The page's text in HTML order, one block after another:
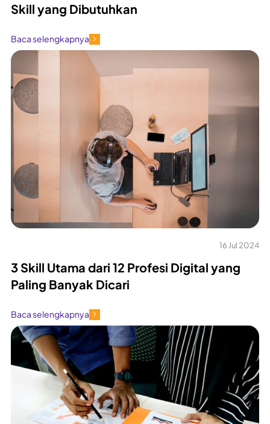
Skill yang Dibutuhkan
Baca selengkapnya
16 Jul 2024
3 Skill Utama dari 12 Profesi Digital yang
Paling Banyak Dicari
Baca selengkapnya